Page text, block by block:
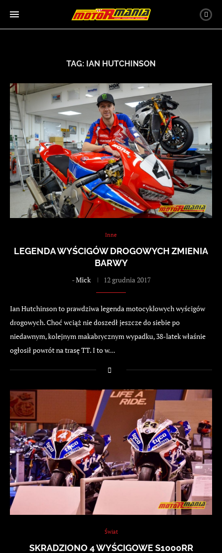
TAG: IAN HUTCHINSON
Inne
LEGENDA WYŚCIGÓW DROGOWYCH ZMIENIA
BARWY
-Mick 12 grudnia 2017
Ian Hutchinson to prawdziwa legenda motocyklowych wyścigów
drogowych. Choć wciąż nie doszedł jeszcze do siebie po
niedawnym, kolejnym makabrycznym wypadku, 38-latek właśnie
ogłosił powrót na trasę TT. I to w…
Świat
SKRADZIONO 4 WYŚCIGOWE S1000RR